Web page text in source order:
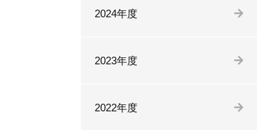
2024年度
2023年度
2022年度